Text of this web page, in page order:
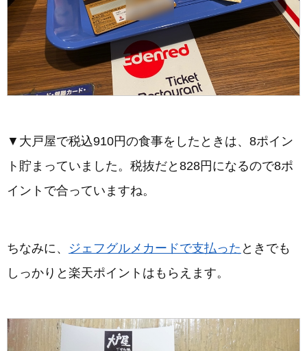
▼大戸屋で税込910円の食事をしたときは、8ポイン
ト貯まっていました。税抜だと828円になるので8ポ
イントで合っていますね。
ちなみに、 ジェフグルメカードで支払った ときでも
しっかりと楽天ポイントはもらえます。